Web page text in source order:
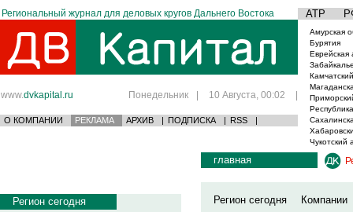
Региональный журнал для деловых кругов Дальнего Востока АТР
www.dvkapital.ru Понедельник | 10 Августа, 00:02 |
О КОМПАНИИ РЕКЛАМА АРХИВ | ПОДПИСКА | RSS |
Амурская
Бурятия
Еврейская
Чукотский
Регион сегодня
главная
Регион сегодня
Компании